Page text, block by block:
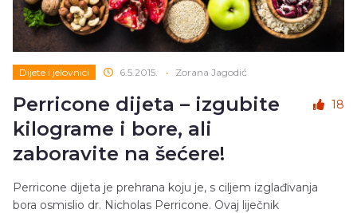
Dijete i jelovnici 6.5.2015. • Zorana Jagodić
Perricone dijeta – izgubite
kilograme i bore, ali
zaboravite na šećere!
18
Perricone dijeta je prehrana koju je, s ciljem izglađivanja
bora osmislio dr. Nicholas Perricone. Ovaj liječnik